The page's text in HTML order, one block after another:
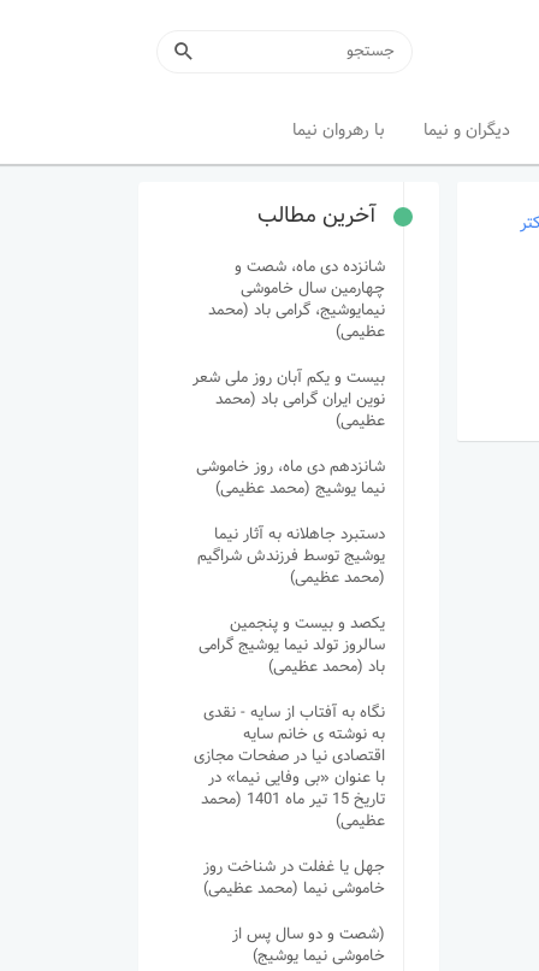
دیگران و نیما با رهروان نیما
آخرین مطالب
شانزده دی ماه، شصت و
چهارمین سال خاموشی
نیمایوشیج، گرامی باد (محمد
عظیمی)
بیست و یکم آبان روز ملی شعر
نوین ایران گرامی باد (محمد
عظیمی)
شانزدهم دی ماه، روز خاموشی
نیما یوشیج (محمد عظیمی)
دستبرد جاهلانه به آثار نیما
یوشیج توسط فرزندش شراگیم
(محمد عظیمی)
یکصد و بیست و پنجمین
سالروز تولد نیما یوشیج گرامی
باد (محمد عظیمی)
نگاه به آفتاب از سایه - نقدی
به نوشته ی خانم سایه
اقتصادی نیا در صفحات مجازی
با عنوان «بی وفایی نیما» در
تاریخ 15 تیر ماه 1401 (محمد
عظیمی)
جهل یا غفلت در شناخت روز
خاموشی نیما (محمد عظیمی)
(شصت و دو سال پس از
خاموشی نیما یوشیج)